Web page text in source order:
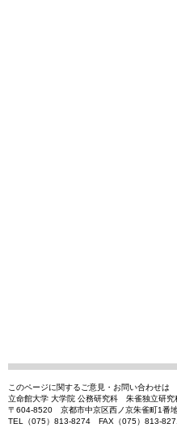
このページに関するご意見・お問い合わせは
立命館大学 大学院 公務研究科 朱雀独立研究
〒604-8520 京都市中京区西ノ京朱雀町1番
TEL（075）813-8274 FAX（075）813-